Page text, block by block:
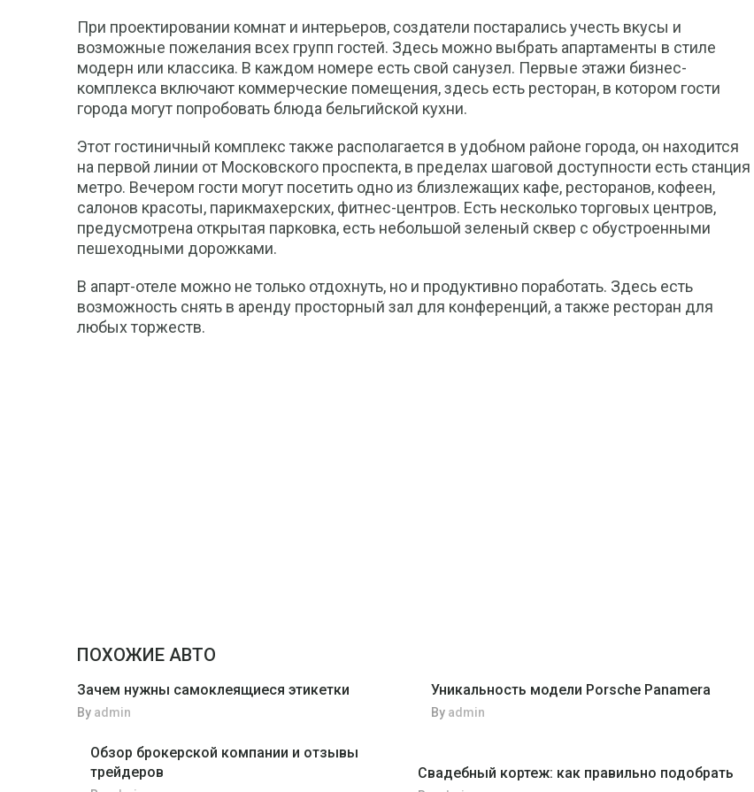
При проектировании комнат и интерьеров, создатели постарались учесть вкусы и
возможные пожелания всех групп гостей. Здесь можно выбрать апартаменты в стиле
модерн или классика. В каждом номере есть свой санузел. Первые этажи бизнес-
комплекса включают коммерческие помещения, здесь есть ресторан, в котором гости
города могут попробовать блюда бельгийской кухни.
Этот гостиничный комплекс также располагается в удобном районе города, он находится
на первой линии от Московского проспекта, в пределах шаговой доступности есть станция
метро. Вечером гости могут посетить одно из близлежащих кафе, ресторанов, кофеен,
салонов красоты, парикмахерских, фитнес-центров. Есть несколько торговых центров,
предусмотрена открытая парковка, есть небольшой зеленый сквер с обустроенными
пешеходными дорожками.
В апарт-отеле можно не только отдохнуть, но и продуктивно поработать. Здесь есть
возможность снять в аренду просторный зал для конференций, а также ресторан для
любых торжеств.
ПОХОЖИЕ АВТО
Зачем нужны самоклеящиеся этикетки
By admin
Уникальность модели Porsche Panamera
By admin
Обзор брокерской компании и отзывы
трейдеров
Свадебный кортеж: как правильно подобрать